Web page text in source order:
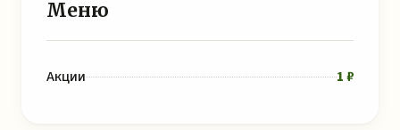
Меню
Акции 1 ₽